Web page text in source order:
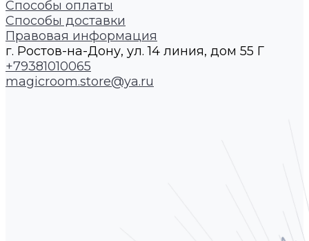
Способы оплаты
Способы доставки
Правовая информация
г. Ростов-на-Дону, ул. 14 линия, дом 55 Г
+79381010065
magicroom.store@ya.ru